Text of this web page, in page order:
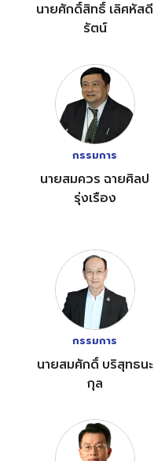
นายศักดิ์สิทธิ์ เลิศหัสดี
รัตน์
กรรมการ
นายสมควร ฉายศิลป
รุ่งเรือง
กรรมการ
นายสมศักดิ์ บริสุทธนะ
กุล